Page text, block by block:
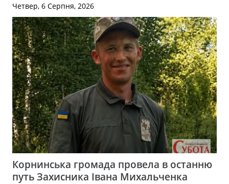
Четвер, 6 Серпня, 2026
Корнинська громада провела в останню
путь Захисника Івана Михальченка